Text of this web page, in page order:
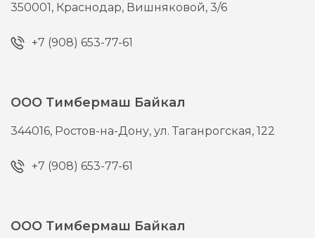
350001, Краснодар, Вишняковой, 3/6
+7 (908) 653-77-61
ООО Тимбермаш Байкал
344016, Ростов-на-Дону,ул. Таганрогская, 122
+7 (908) 653-77-61
ООО Тимбермаш Байкал